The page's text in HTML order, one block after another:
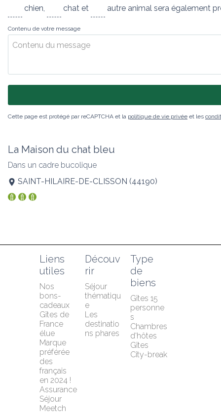
chien, chat et autre animal sera également
Contenu de votre message
Cette page est protégé par reCAPTCHA et la politique de vie privée et les
La Maison du chat bleu
Dans un cadre bucolique
SAINT-HILAIRE-DE-CLISSON (44190)
Liens
utiles
Nos
bons-
cadeaux
Gîtes de
France
élue
Marque
préférée
des
français
en 2024 !
Assurance
Séjour
Meetch
Découv
rir
Séjour
thématiqu
e
Les
destinatio
ns phares
Type
de
biens
Gîtes 15
personne
s
Chambres
d'hôtes
Gîtes
City-break